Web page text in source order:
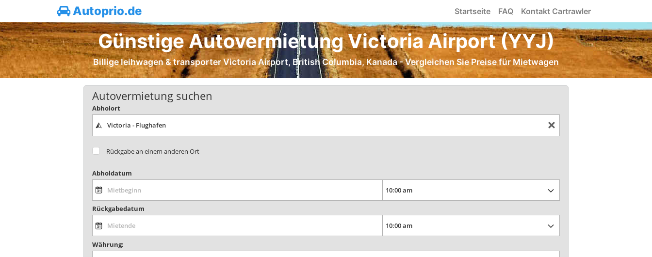
Autoprio.de Startseite FAQ Kontakt Cartrawler
Günstige Autovermietung Victoria Airport (YYJ)
Billige leihwagen & transporter Victoria Airport, British Columbia, Kanada - Vergleichen Sie Preise für Mietwagen
Autovermietung suchen
Abholort
Rückgabe an einem anderen Ort
Abholdatum
Rückgabedatum
Währung: